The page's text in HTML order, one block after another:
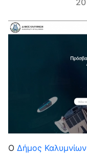
Ο Δήμος Καλυμνίων